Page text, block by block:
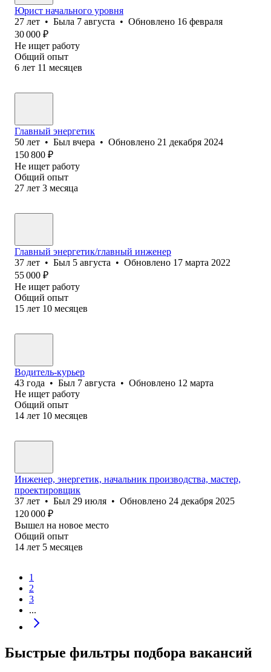
Юрист начального уровня
27 лет • Была 7 августа • Обновлено 16 февраля
30 000 ₽
Не ищет работу
Общий опыт
6 лет 11 месяцев
Главный энергетик
50 лет • Был вчера • Обновлено 21 декабря 2024
150 800 ₽
Не ищет работу
Общий опыт
27 лет 3 месяца
Главный энергетик/главный инженер
37 лет • Был 5 августа • Обновлено 17 марта 2022
55 000 ₽
Не ищет работу
Общий опыт
15 лет 10 месяцев
Водитель-курьер
43 года • Был 7 августа • Обновлено 12 марта
Не ищет работу
Общий опыт
14 лет 10 месяцев
Инженер, энергетик, начальник производства, мастер,
проектировщик
37 лет • Был 29 июля • Обновлено 24 декабря 2025
120 000 ₽
Вышел на новое место
Общий опыт
14 лет 5 месяцев
1
2
3
...
Быстрые фильтры подбора вакансий